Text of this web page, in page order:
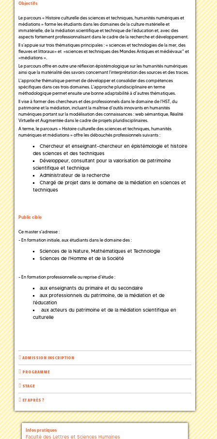
Objectifs
Le parcours « Histoire culturelle des sciences et techniques, humanités numériques et
médiations » forme les étudiants dans les domaines de la culture matérielle et
immatérielle, de la médiation scientifique et technique de l’éducation et, avec des
aspects fortement professionnalisant dans le cadre de la recherche et développement.
Il s’appuie sur trois thématiques principales : « sciences et technologies de la mer, des
fleuves et littoraux» et «sciences et techniques des Mondes Antiques et médiévaux" et
«médiations ».
Le parcours offre en outre une réflexion épistémologique sur les humanités numériques
ainsi que la matérialité des savoirs concernant l'interprétation des sources et des traces.
L'approche thématique permet de développer et consolider des compétences
spécifiques dans ces trois domaines. L'approche pluridisciplinaire en terme
méthodologique permet ensuite une bonne adaptabilité à d'autres thématiques.
Il vise à former des chercheurs et des professionnels dans le domaine de l'HST, du
patrimoine et la médiation, incluant la maîtrise d’outils innovants en humanités
numériques portant sur la modélisation des connaissances : web sémantique, Réalité
Virtuelle et Augmentée dans le cadre de projets pluridisciplinaires.
A terme, le parcours « Histoire culturelle des sciences et techniques, humanités
numériques et médiations » offre les débouchés professionnels suivants :
Chercheur et enseignant-chercheur en épistémologie et histoire
des sciences et des techniques
Développeur, consultant pour la valorisation de patrimoine
scientifique et technique
Administrateur de la recherche
Chargé de projet dans le domaine de la médiation en sciences et
techniques
Public cible
Ce master s'adresse :
- En formation initiale, aux étudiants dans le domaine des :
Sciences de la Nature, Mathématiques et Technologie
Sciences de l'Homme et de la Société
- En formation professionnelle ou reprise d'étude :
aux enseignants du primaire et du secondaire
aux professionnels du patrimoine, de la médiation et de
l'éducation
aux acteurs du patrimoine et de la médiation scientifique en
culturelle
ADMISSION INSCRIPTION
PROGRAMME
STAGE
ET APRÈS ?
Infos pratiques
Faculté des Lettres et Sciences Humaines